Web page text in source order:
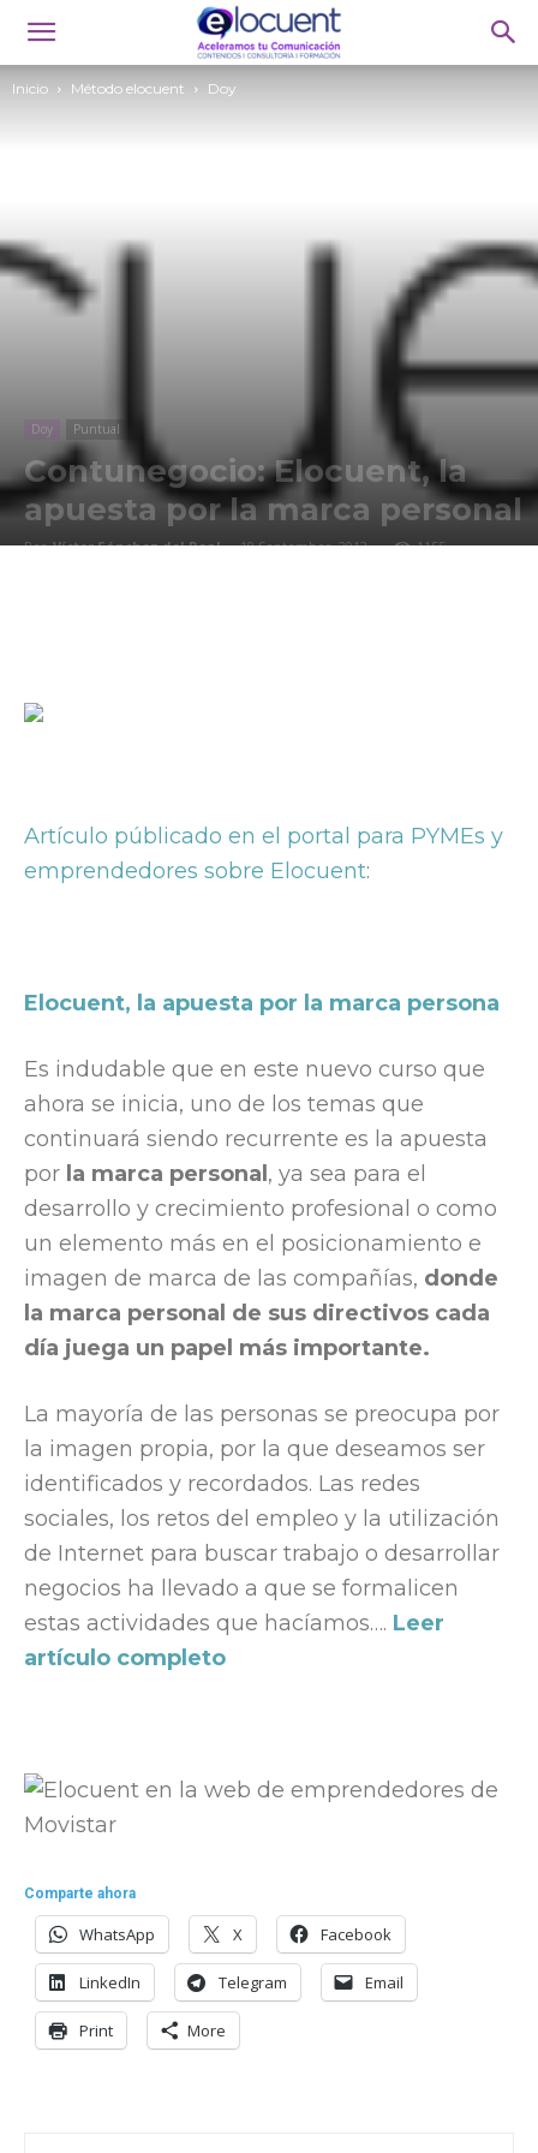
Inicio Método elocuent Doy
Doy Puntual
Contunegocio: Elocuent, la
apuesta por la marca personal
Por Víctor Sánchez del Real - 10 September, 2012 1155
Artículo públicado en el portal para PYMEs y
emprendedores sobre Elocuent:
Elocuent, la apuesta por la marca persona
Es indudable que en este nuevo curso que
ahora se inicia, uno de los temas que
continuará siendo recurrente es la apuesta
por la marca personal , ya sea para el
desarrollo y crecimiento profesional o como
un elemento más en el posicionamiento e
imagen de marca de las compañías, donde
la marca personal de sus directivos cada
día juega un papel más importante.
La mayoría de las personas se preocupa por
la imagen propia, por la que deseamos ser
identificados y recordados. Las redes
sociales, los retos del empleo y la utilización
de Internet para buscar trabajo o desarrollar
negocios ha llevado a que se formalicen
estas actividades que hacíamos…. Leer
artículo completo
Comparte ahora
WhatsApp X Facebook
LinkedIn Telegram Email
Print More